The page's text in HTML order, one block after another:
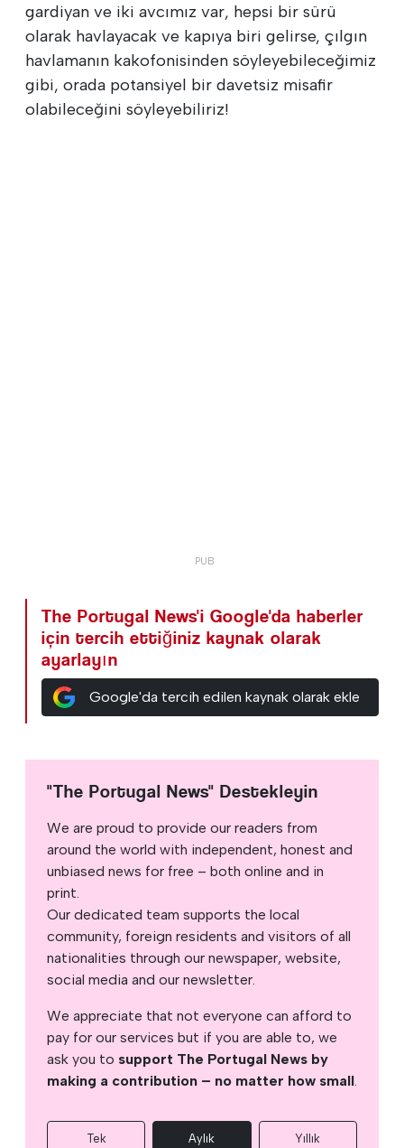
gardiyan ve iki avcımız var, hepsi bir sürü
olarak havlayacak ve kapıya biri gelirse, çılgın
havlamanın kakofonisinden söyleyebileceğimiz
gibi, orada potansiyel bir davetsiz misafir
olabileceğini söyleyebiliriz!
The Portugal News'i Google'da haberler
için tercih ettiğiniz kaynak olarak
ayarlayın
Google'da tercih edilen kaynak olarak ekle
"The Portugal News" Destekleyin
We are proud to provide our readers from
around the world with independent, honest and
unbiased news for free – both online and in
print.
Our dedicated team supports the local
community, foreign residents and visitors of all
nationalities through our newspaper, website,
social media and our newsletter.
We appreciate that not everyone can afford to
pay for our services but if you are able to, we
ask you to support The Portugal News by
making a contribution – no matter how small.
Tek Aylık Yıllık